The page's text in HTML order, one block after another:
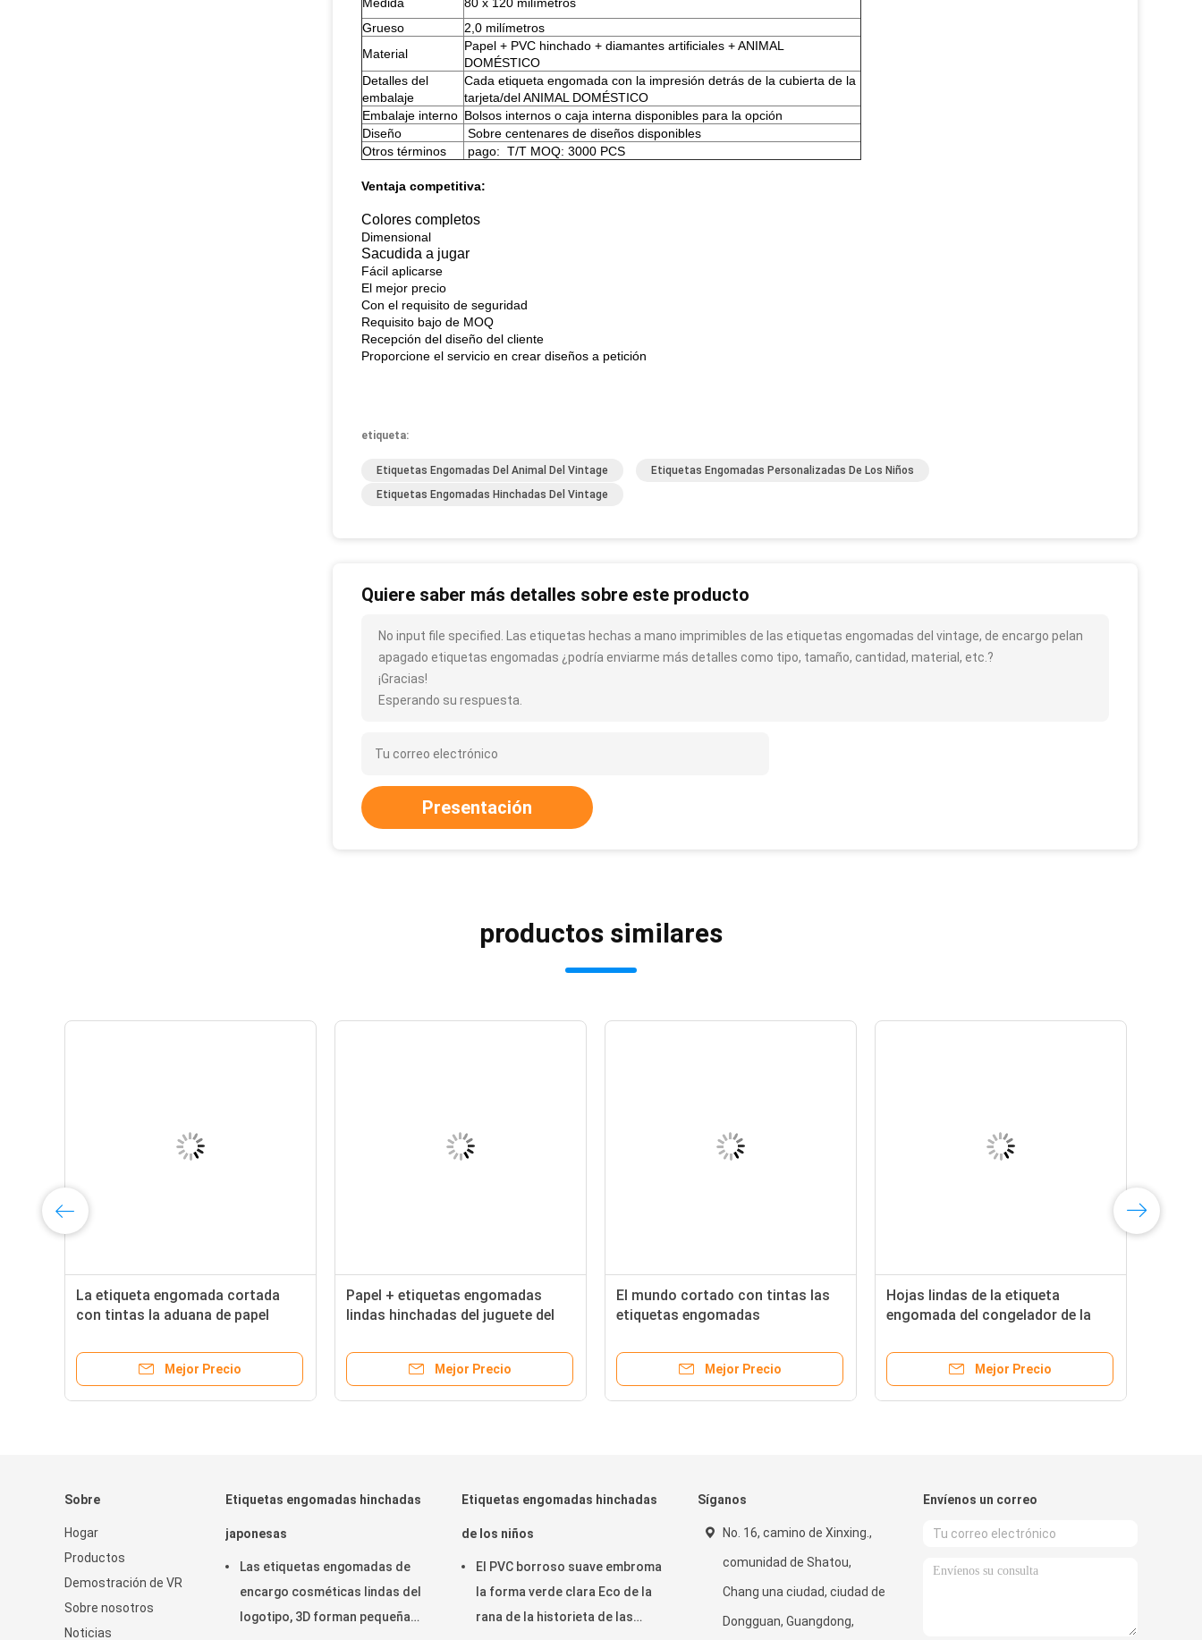
Grueso
2,0 milímetros
Material
Papel + PVC hinchado + diamantes artificiales + ANIMAL
DOMÉSTICO
Detalles del
embalaje
Cada etiqueta engomada con la impresión detrás de la cubierta de la
tarjeta/del ANIMAL DOMÉSTICO
Embalaje interno Bolsos internos o caja interna disponibles para la opción
Diseño
Sobre centenares de diseños disponibles
Otros términos
pago: T/T MOQ: 3000 PCS
Ventaja competitiva:
Colores completos
Dimensional
Sacudida a jugar
Fácil aplicarse
El mejor precio
Con el requisito de seguridad
Requisito bajo de MOQ
Recepción del diseño del cliente
Proporcione el servicio en crear diseños a petición
etiqueta:
Etiquetas Engomadas Del Animal Del Vintage
Etiquetas Engomadas Personalizadas De Los Niños
Etiquetas Engomadas Hinchadas Del Vintage
Quiere saber más detalles sobre este producto
No input file specified. Las etiquetas hechas a mano imprimibles de las etiquetas engomadas del vintage, de encargo pelan
apagado etiquetas engomadas ¿podría enviarme más detalles como tipo, tamaño, cantidad, material, etc.?
¡Gracias!
Esperando su respuesta.
Presentación
productos similares
La etiqueta engomada cortada
con tintas la aduana de papel
fútbol decorativo
Mejor Precio
Papel + etiquetas engomadas
lindas hinchadas del juguete del
cumpleaños Eco amistoso
Mejor Precio
El mundo cortado con tintas las
etiquetas engomadas
del vintage de la ventana pesca
Mejor Precio
Hojas lindas de la etiqueta
engomada del congelador de la
utensilios de cocinar impresos
Mejor Precio
Sobre
Hogar
Productos
Demostración de VR
Sobre nosotros
Noticias
Etiquetas engomadas hinchadas
japonesas
Las etiquetas engomadas de
encargo cosméticas lindas del
logotipo, 3D forman pequeñas
Etiquetas engomadas hinchadas
de los niños
El PVC borroso suave embroma
la forma verde clara Eco de la
rana de la historieta de las
Síganos
No. 16, camino de Xinxing.,
comunidad de Shatou,
Chang una ciudad, ciudad de
Dongguan, Guangdong,
Envíenos un correo